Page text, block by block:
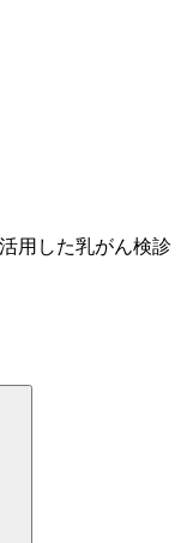
用した乳がん検診